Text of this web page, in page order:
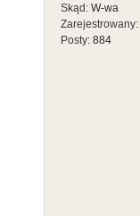
Skąd: W-wa
Zarejestrowany:
Posty: 884